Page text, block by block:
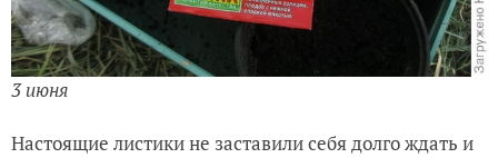
3 июня
Настоящие листики не заставили себя долго ждать и